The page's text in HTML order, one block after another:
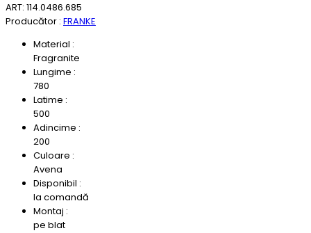
ART: 114.0486.685
Producător : FRANKE
Material :
Fragranite
Lungime :
780
Latime :
500
Adincime :
200
Culoare :
Avena
Disponibil :
la comandă
Montaj :
pe blat